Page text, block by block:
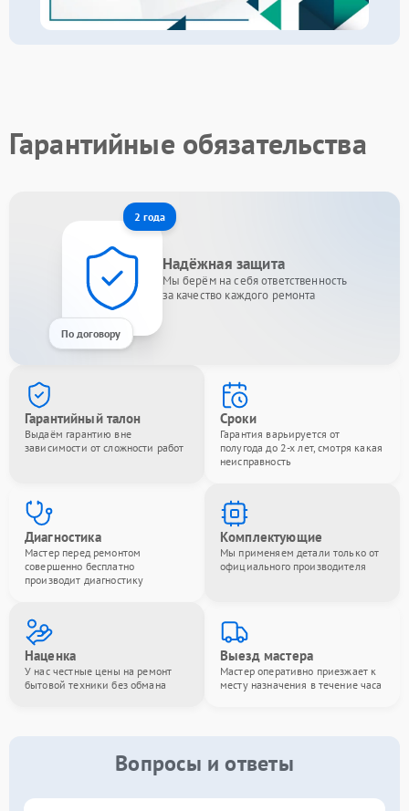
Гарантийные обязательства
2 года
По договору
Надёжная защита
Мы берём на себя ответственность
за качество каждого ремонта
Гарантийный талон
Выдаём гарантию вне
зависимости от сложности работ
Сроки
Гарантия варьируется от
полугода до 2-х лет, смотря какая
неисправность
Диагностика
Мастер перед ремонтом
совершенно бесплатно
производит диагностику
Комплектующие
Мы применяем детали только от
официального производителя
Наценка
У нас честные цены на ремонт
бытовой техники без обмана
Выезд мастера
Мастер оперативно приезжает к
месту назначения в течение часа
Вопросы и ответы